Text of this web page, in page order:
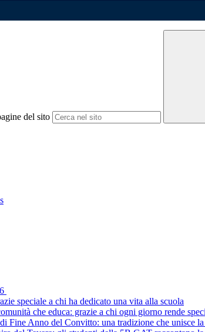
del sito
speciale a chi ha dedicato una vita alla scuola
che educa: grazie a chi ogni giorno rende
Fine Anno del Convitto: una tradizione che unisce